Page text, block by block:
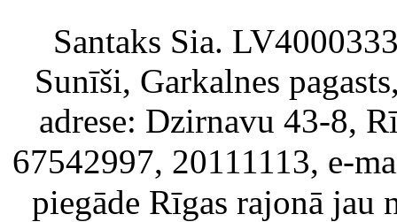
Santaks Sia.
Sunīši, Garkalnes
adrese: Dzirnavu 43-8,
67542997, 20111113, e-
piegāde Rīgas rajonā jau